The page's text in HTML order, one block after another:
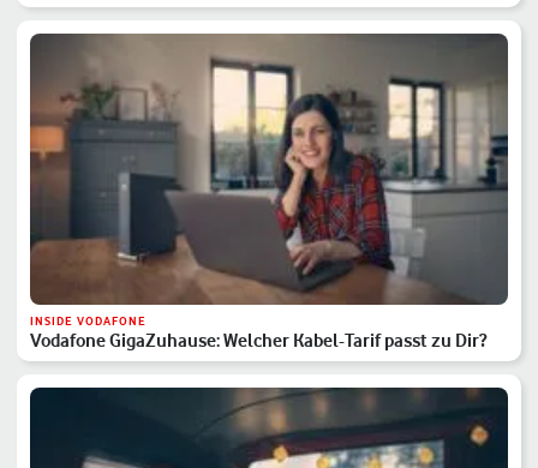
INSIDE VODAFONE
Vodafone GigaZuhause: Welcher Kabel-Tarif passt zu Dir?